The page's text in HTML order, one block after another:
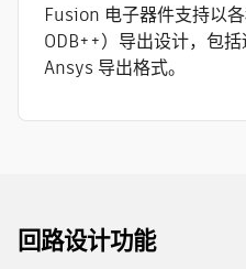
Fusion 电子器件支持以
ODB++）导出设计，包
Ansys 导出格式。
回路设计功能